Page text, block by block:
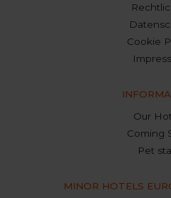
Cookie
Our
Coming
Pet
MINOR HOTELS